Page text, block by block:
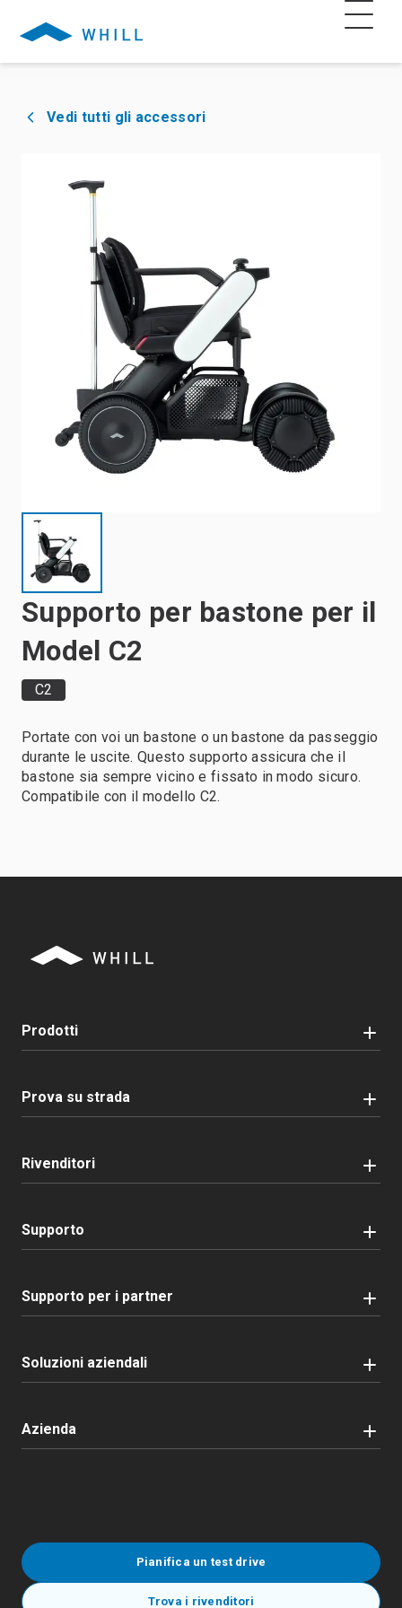
Vedi tutti gli accessori
Supporto per bastone per il
Model C2
C2
Portate con voi un bastone o un bastone da passeggio
durante le uscite. Questo supporto assicura che il
bastone sia sempre vicino e fissato in modo sicuro.
Compatibile con il modello C2.
Prodotti
Prova su strada
Rivenditori
Supporto
Supporto per i partner
Soluzioni aziendali
Azienda
Pianifica un test drive
Trova i rivenditori